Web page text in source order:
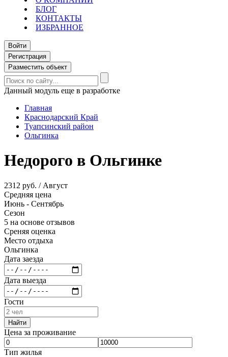
БЛОГ
КОНТАКТЫ
ИЗБРАННОЕ
Войти
Регистрация
Разместить объект
Данный модуль еще в разработке
Главная
Краснодарский Край
Туапсинский район
Ольгинка
Недорого в Ольгинке
2312 руб. / Август
Средняя цена
Июнь - Сентябрь
Сезон
5 на основе отзывов
Среняя оценка
Место отдыха
Ольгинка
Дата заезда
Дата выезда
Гости
Найти
Цена за проживание
Тип жилья